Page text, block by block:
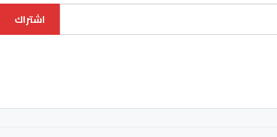
اشتراك